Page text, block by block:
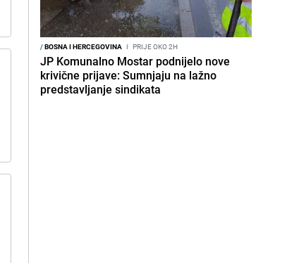
/BOSNA I HERCEGOVINA I PRIJE OKO 2H
JP Komunalno Mostar podnijelo nove
krivične prijave: Sumnjaju na lažno
predstavljanje sindikata